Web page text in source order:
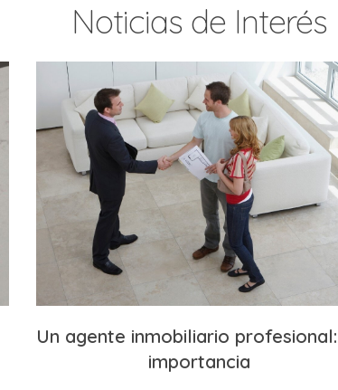
Noticias de Interés
Un agente inmobiliario
importancia